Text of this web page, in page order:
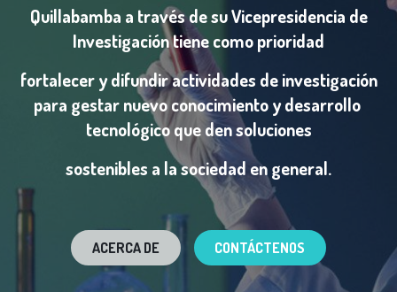
Quillabamba a través de su Vicepresidencia de
Investigación tiene como prioridad
fortalecer y difundir actividades de investigación
para gestar nuevo conocimiento y desarrollo
tecnológico que den soluciones
sostenibles a la sociedad en general.
ACERCA DE CONTÁCTENOS